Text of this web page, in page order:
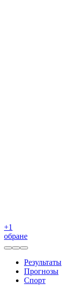
+1
обране
Результаты
Прогнозы
Спорт